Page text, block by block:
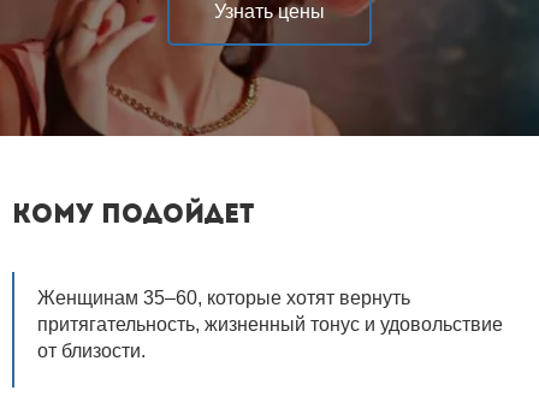
Узнать цены
Кому подойдет
Женщинам 35–60, которые хотят вернуть
притягательность, жизненный тонус и удовольствие
от близости.